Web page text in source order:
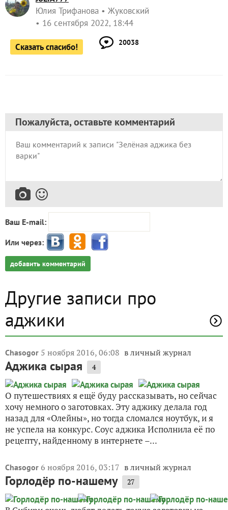
Юлия Трифанова
Жуковский
16 сентября 2022, 18:44
Сказать спасибо! 20038
Пожалуйста, оставьте комментарий
Ваш E-mail:
Или через:
добавить комментарий
Другие записи про
аджики
Chasogor 5 ноября 2016, 06:08 в личный журнал
Аджика сырая 4
О путешествиях я ещё буду рассказывать, но сейчас
хочу немного о заготовках. Эту аджику делала год
назад для «Олейны», но тогда сломался ноутбук, и я
не успела на конкурс. Соус аджика Исполнила её по
рецепту, найденному в интернете –...
Chasogor 6 ноября 2016, 03:17 в личный журнал
Горлодёр по-нашему 27